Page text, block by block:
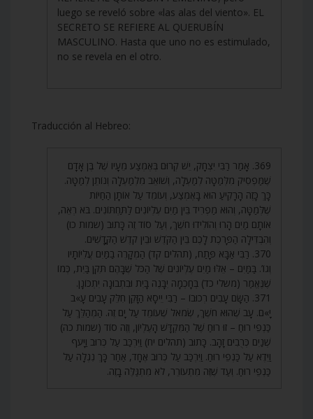
luego se reveló sobre «las alas del viento». EL
SECRETO SE REFIERE AL QUERUBÍN
MASCULINO. Hasta que uno no es estimulado,
no se revela en el otro.
Traducción al Hebreo:
369. אָמַר רַבִּי יִצְחָק, יֵשׁ קְרוּם בְּאֶמְצַע מֵעָיו שֶׁל בֶּן אָדָם
שֶׁמַּפְסִיק מִלְּמַטָּה לְמַעְלָה, וְשׁוֹאֵב מִלְמַעְלָה וְנוֹתֵן לְמַטָּה.
כָּךְ כָּזֶה הָרָקִיעַ הוּא בָּאֶמְצַע, וְעוֹמֵד עַל אוֹתָן הַחַיּוֹת
שֶׁלְּמַטָּה, וְהוּא מַפְרִיד בֵּין מַיִם עֶלְיוֹנִים לַתַּחְתּוֹנִים. בֹּא רְאֵה,
אוֹתָם מַיִם הָרוּ וְהוֹלִידוּ חֹשֶׁךְ, וְעַל סוֹד זֶה כָּתוּב (שמות כו)
וְהִבְדִּילָה הַפָּרֹכֶת לָכֶם בֵּין הַקֹּדֶשׁ וּבֵין קֹדֶשׁ הַקֳּדָשִׁים.
370. רַבִּי אַבָּא פָּתַח, (תהלים קד) הַמְקָרֶה בַמַּיִם עֲלִיּוֹתָיו
וְגוֹ’. בַּמַּיִם – אֵלּוּ מַיִם עֶלְיוֹנִים שֶׁל הַכֹּל שֶׁבָּהֶם תִּקֵּן בַּיִת, כְּמוֹ
שֶׁנֶּאֱמַר (משלי כד) בְּחָכְמָה יִבָּנֶה בָּיִת וּבִתְבוּנָה יִתְכּוֹנָן.
371. הַשָּׂם עָבִים רְכוּבוֹ – רַבִּי יֵיסָא הַזָּקֵן חִלֵּק עָבִים עָ»ב
יָ»ם. עָב שֶׁהוּא חֹשֶׁךְ, שְׂמֹאל שֶׁעוֹמֵד עַל יָם זֶה. הַמְהַלֵּךְ עַל
כַּנְפֵי רוּחַ – זוּ רוּחַ שֶׁל הַמִּקְדָּשׁ הָעֶלְיוֹן, וְזֶה סוֹד (שמות כה)
שְׁנַיִם כְּרֻבִים זָהָב. כָּתוּב (תהלים יח) וַיִּרְכַּב עַל כְּרוּב וַיָּעֹף
וַיֵּדֶא עַל כַּנְפֵי רוּחַ. וַיִּרְכַּב עַל כְּרוּב אֶחָד, אַחַר כָּךְ נִגְלָה עַל
כַּנְפֵי רוּחַ. וְעַד שֶׁזֶּה מִתְעוֹרֵר, לֹא מִתְגַּלֶּה בָזֶה.